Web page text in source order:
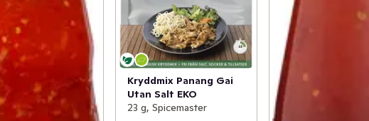
Kryddmix Panang Gai
Utan Salt EKO
23 g, Spicemaster